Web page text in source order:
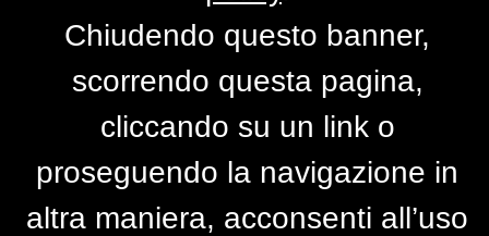
barcode
difotografo ignorante
Chiudendo questo banner,
scorrendo questa pagina,
cliccando su un link o
proseguendo la navigazione in
altra maniera, acconsenti all’uso